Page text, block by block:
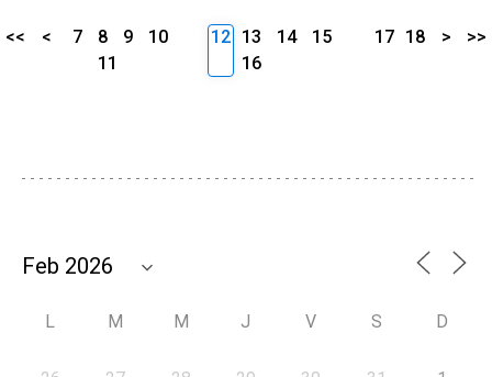
<< < 7 8 9
10
11
12 13 14
15
16
17 18 > >>
L M M J V S D